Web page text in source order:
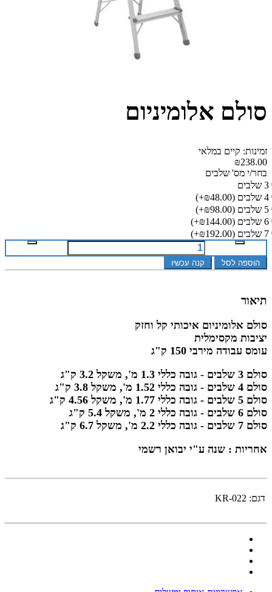
סולם אלומיניום
זמינות: קיים במלאי
₪238.00
בחר/י מס' שלבים
3 שלבים
4 שלבים
(₪48.00+)
5 שלבים
(₪98.00+)
6 שלבים
(₪144.00+)
7 שלבים
(₪192.00+)
הוספה לסל קנה עכשיו
תיאור
סולם אלומיניום איכותי קל וחזק
יציבות מקסימלית
עומס עבודה מירבי 150 ק"ג
סולם 3 שלבים - גובה כללי 1.3 מ', משקל 3.2 ק"ג
סולם 4 שלבים - גובה כללי 1.52 מ', משקל 3.8 ק"ג
סולם 5 שלבים - גובה כללי 1.77 מ', משקל 4.56 ק"ג
סולם 6 שלבים - גובה כללי 2 מ', משקל 5.4 ק"ג
סולם 7 שלבים - גובה כללי 2.2 מ', משקל 6.7 ק"ג
אחריות : שנה ע"י יבואן רשמי
דגם: KR-022